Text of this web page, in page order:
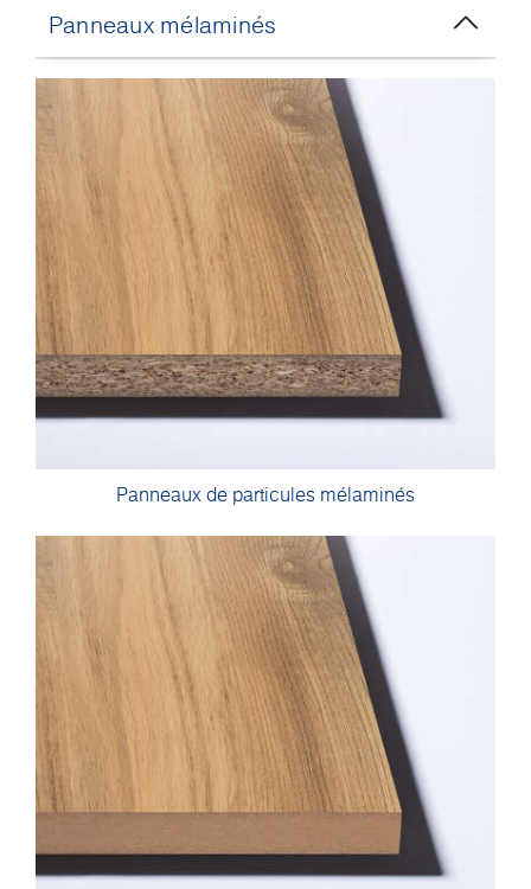
Panneaux mélaminés
Panneaux de particules mélaminés